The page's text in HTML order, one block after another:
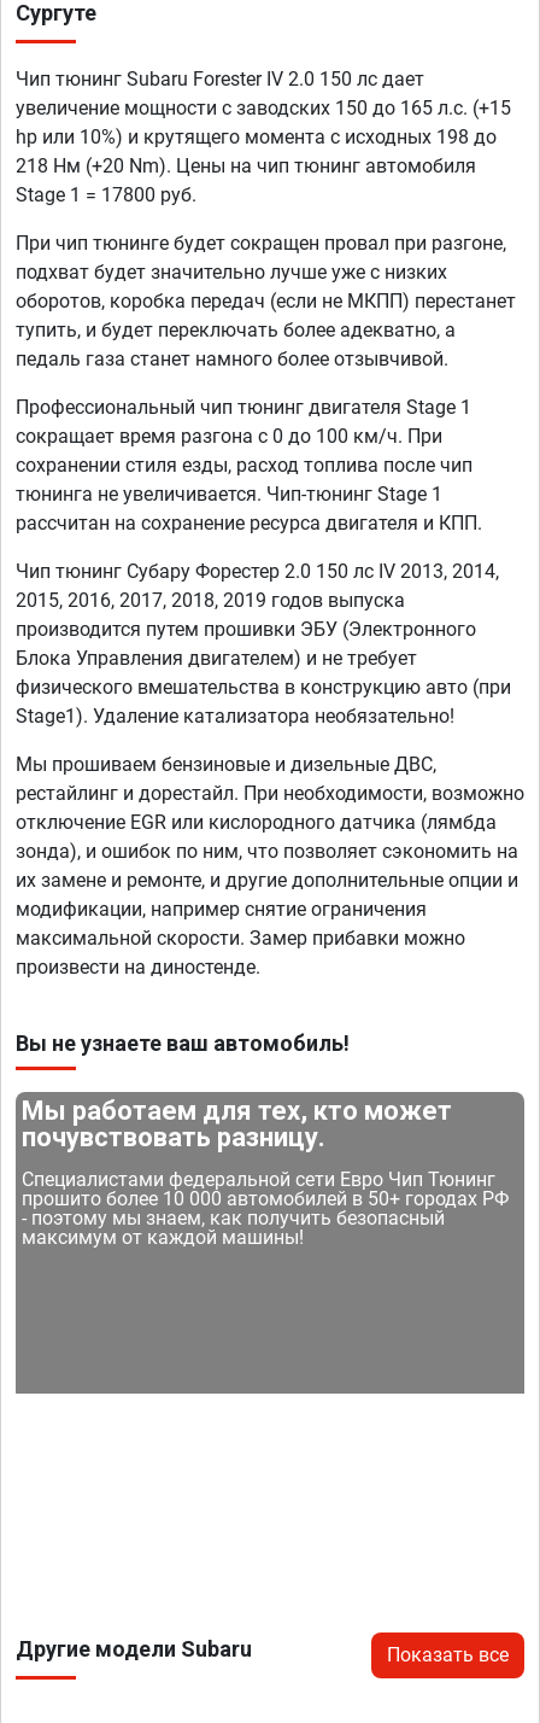
Сургуте
Чип тюнинг Subaru Forester IV 2.0 150 лс дает
увеличение мощности с заводских 150 до 165 л.с. (+15
hp или 10%) и крутящего момента с исходных 198 до
218 Нм (+20 Nm). Цены на чип тюнинг автомобиля
Stage 1 = 17800 руб.
При чип тюнинге будет сокращен провал при разгоне,
подхват будет значительно лучше уже с низких
оборотов, коробка передач (если не МКПП) перестанет
тупить, и будет переключать более адекватно, а
педаль газа станет намного более отзывчивой.
Профессиональный чип тюнинг двигателя Stage 1
сокращает время разгона с 0 до 100 км/ч. При
сохранении стиля езды, расход топлива после чип
тюнинга не увеличивается. Чип-тюнинг Stage 1
рассчитан на сохранение ресурса двигателя и КПП.
Чип тюнинг Субару Форестер 2.0 150 лс IV 2013, 2014,
2015, 2016, 2017, 2018, 2019 годов выпуска
производится путем прошивки ЭБУ (Электронного
Блока Управления двигателем) и не требует
физического вмешательства в конструкцию авто (при
Stage1). Удаление катализатора необязательно!
Мы прошиваем бензиновые и дизельные ДВС,
рестайлинг и дорестайл. При необходимости, возможно
отключение EGR или кислородного датчика (лямбда
зонда), и ошибок по ним, что позволяет сэкономить на
их замене и ремонте, и другие дополнительные опции и
модификации, например снятие ограничения
максимальной скорости. Замер прибавки можно
произвести на диностенде.
Вы не узнаете ваш автомобиль!
Мы работаем для тех, кто может
почувствовать разницу.
Специалистами федеральной сети Евро Чип Тюнинг
прошито более 10 000 автомобилей в 50+ городах РФ
- поэтому мы знаем, как получить безопасный
максимум от каждой машины!
Другие модели Subaru Показать все